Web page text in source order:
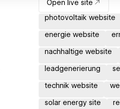
Open live site
photovoltaik website
energie website
nachhaltige website
leadgenerierung
technik website
solar energy site